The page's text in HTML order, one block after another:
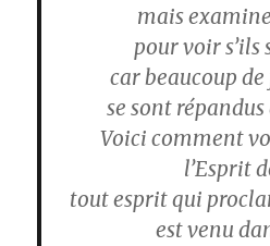
mais
pour voir s’ils
car beaucoup
se sont
Voici comment
l’Esprit
tout esprit qui
est venu